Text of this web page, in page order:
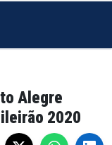
Alegre
2020